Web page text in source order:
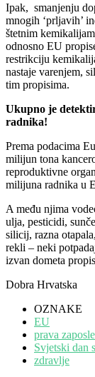
Ipak, smanjenju
mnogih ‘prljavih’
štetnim
odnosno EU
restrikciju
nastaje varenjem,
tim propisima.
Ukupno je
radnika!
Prema podacima
milijun tona
reproduktivne
milijuna radnika u
A među njima
ulja, pesticidi,
silicij, razna
rekli – neki
izvan dometa
Dobra Hrvatska
OZNAKE
EU
prava
Svjetski dan
zdravlje